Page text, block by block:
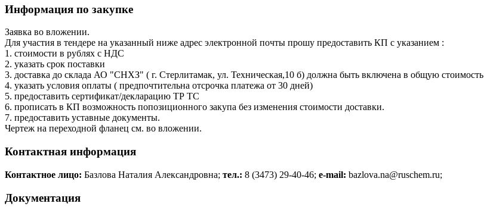
Информация по закупке
Заявка во вложении.
Для участия в тендере на указанный ниже адрес электронной почты прошу предоставить КП с указанием :
1. стоимости в рублях с НДС
2. указать срок поставки
3. доставка до склада АО "СНХЗ" ( г. Стерлитамак, ул. Техническая,10 б) должна быть включена в общую стоимость
4. указать условия оплаты ( предпочтительна отсрочка платежа от 30 дней)
5. предоставить сертификат/декларацию ТР ТС
6. прописать в КП возможность попозиционного закупа без изменения стоимости доставки.
7. предоставить уставные документы.
Чертеж на переходной фланец см. во вложении.
Контактная информация
Контактное лицо: Базлова Наталия Александровна; тел.: 8 (3473) 29-40-46; e-mail: bazlova.na@ruschem.ru;
Документация